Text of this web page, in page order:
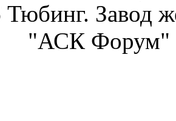
Завод
"АСК Форум"